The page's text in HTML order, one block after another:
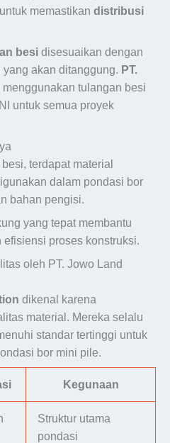
memastikan distribusi
besi disesuaikan dengan
akan ditanggung. PT.
menggunakan tulangan besi
untuk semua proyek
terdapat material
dalam pondasi bor
bahan pengisi.
yang tepat membantu
proses konstruksi.
oleh PT. Jowo Land
dikenal karena
material. Mereka selalu
standar tertinggi untuk
bor mini pile.
Kegunaan
Struktur utama
pondasi